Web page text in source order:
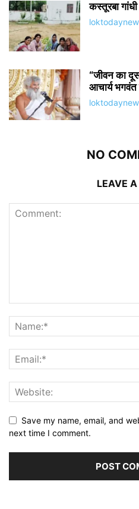
कस्तूरबा
“जीवन का
आचार्य
NO
LEAVE A
Save my name, email, and
next time I comment.